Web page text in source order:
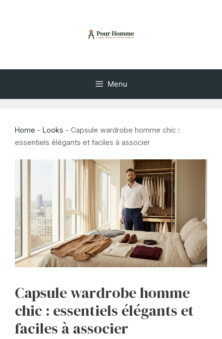
Menu
Home - Looks - Capsule wardrobe homme chic :
essentiels élégants et faciles à associer
Capsule wardrobe homme
chic : essentiels élégants et
faciles à associer